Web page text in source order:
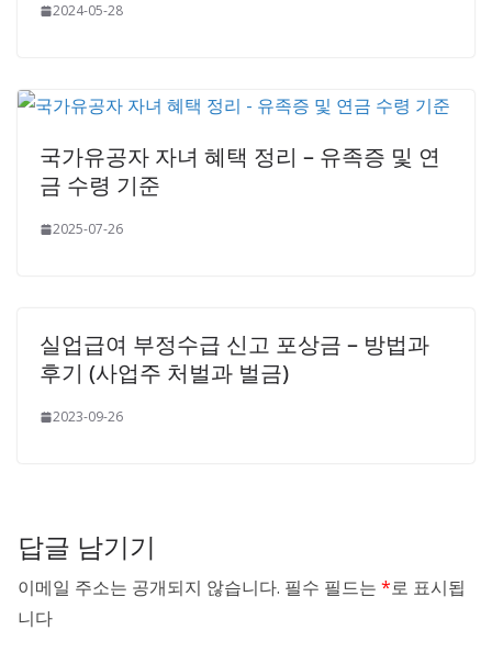
2024-05-28
국가유공자 자녀 혜택 정리 – 유족증 및 연
금 수령 기준
2025-07-26
실업급여 부정수급 신고 포상금 – 방법과
후기 (사업주 처벌과 벌금)
2023-09-26
답글 남기기
이메일 주소는 공개되지 않습니다. 필수 필드는 *로 표시됩
니다